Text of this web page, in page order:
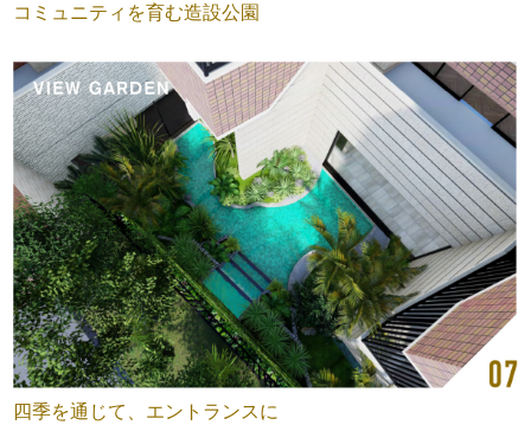
コミュニティを育む造設公園
四季を通じて、 エントランスに